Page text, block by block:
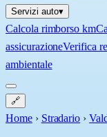
Servizi auto▾
Calcola rimborso km
assicurazioneVerifica
ambientale
🔗
Home › Stradario ›